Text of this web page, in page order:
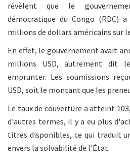
révèlent que le
démocratique du Congo (RDC)
millions de dollars américains sur
En effet, le gouvernement avait
millions USD, autrement dit
emprunter. Les soumissions
USD, soit le montant que les
Le taux de couverture a atteint
d'autres termes, il y a eu plus
titres disponibles, ce qui traduit
envers la solvabilité de l'État.